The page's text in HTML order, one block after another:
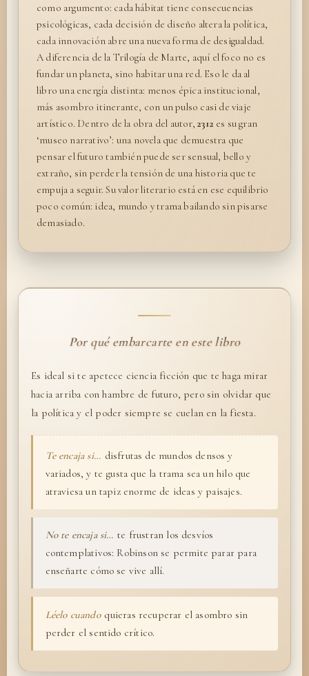
como argumento: cada hábitat tiene consecuencias
psicológicas, cada decisión de diseño altera la política,
cada innovación abre una nueva forma de desigualdad.
A diferencia de la Trilogía de Marte, aquí el foco no es
fundar un planeta, sino habitar una red. Eso le da al
libro una energía distinta: menos épica institucional,
más asombro itinerante, con un pulso casi de viaje
artístico. Dentro de la obra del autor, 2312 es su gran
‘museo narrativo’: una novela que demuestra que
pensar el futuro también puede ser sensual, bello y
extraño, sin perder la tensión de una historia que te
empuja a seguir. Su valor literario está en ese equilibrio
poco común: idea, mundo y trama bailando sin pisarse
demasiado.
Por qué embarcarte en este libro
Es ideal si te apetece ciencia ficción que te haga mirar
hacia arriba con hambre de futuro, pero sin olvidar que
la política y el poder siempre se cuelan en la fiesta.
Te encaja si… disfrutas de mundos densos y
variados, y te gusta que la trama sea un hilo que
atraviesa un tapiz enorme de ideas y paisajes.
No te encaja si… te frustran los desvíos
contemplativos: Robinson se permite parar para
enseñarte cómo se vive allí.
Léelo cuando quieras recuperar el asombro sin
perder el sentido crítico.